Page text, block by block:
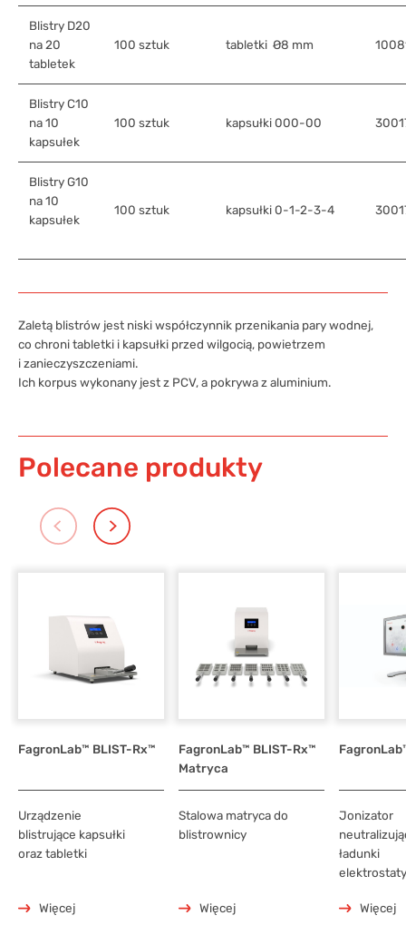
Blistry D20
na 20
tabletek
100 sztuk tabletki Ø8 mm
Blistry C10
na 10
kapsułek
100 sztuk kapsułki 000-00
Blistry G10
na 10
kapsułek
100 sztuk kapsułki 0-1-2-3-4
Zaletą blistrów jest niski współczynnik przenikania pary wodnej,
co chroni tabletki i kapsułki przed wilgocią, powietrzem
i zanieczyszczeniami.
Ich korpus wykonany jest z PCV, a pokrywa z aluminium.
Polecane produkty
FagronLab™ BLIST-Rx™
Urządzenie
blistrujące kapsułki
oraz tabletki
Więcej
FagronLab™ BLIST-Rx™
Matryca
Stalowa matryca do
blistrownicy
Więcej
Jonizator
ładunki
Więcej